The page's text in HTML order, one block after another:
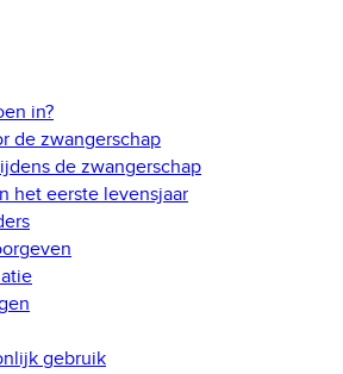
in?
de zwangerschap
de zwangerschap
het eerste levensjaar
gebruik